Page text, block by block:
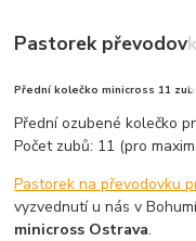
Pastorek
Přední kolečko minicross 11
Přední ozubené kolečko
Počet zubů: 11 (pro
Pastorek na převodovku
vyzvednutí u nás v
minicross Ostrava.